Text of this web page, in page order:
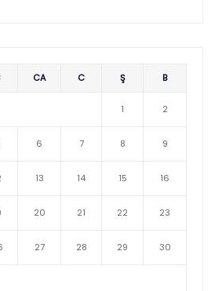
CA C Ş B
1 2
6 7 8 9
13 14 15 16
20 21 22 23
27 28 29 30